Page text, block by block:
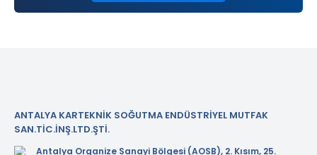
ANTALYA KARTEKNİK SOĞUTMA ENDÜSTRİYEL MUTFAK
SAN.TİC.İNŞ.LTD.ŞTİ.
Antalya Organize Sanayi Bölgesi (AOSB), 2. Kısım, 25.